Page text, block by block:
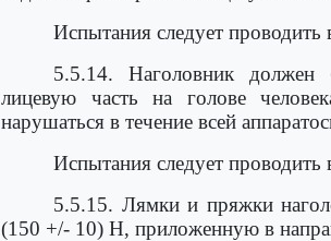
Испытания следует
5.5.14. Наголовник должен
лицевую часть на голове
нарушаться в течение всей
Испытания следует
5.5.15. Лямки и пряжки
(150 +/- 10) Н, приложенную в